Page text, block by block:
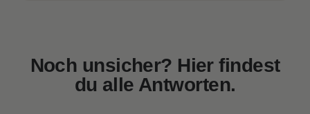
Noch unsicher? Hier findest
du alle Antworten.